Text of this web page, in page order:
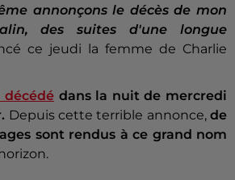
annonçons le décès de mon
des suites d'une longue
ce jeudi la femme de Charlie
décédédans la nuit de mercredi
Depuis cette terrible annonce, de
sont rendus à ce grand nom